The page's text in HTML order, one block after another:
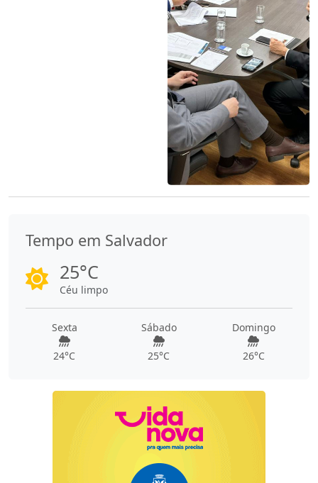
Tempo em Salvador
25°C
Céu limpo
Sexta
24°C
Sábado
25°C
Domingo
26°C